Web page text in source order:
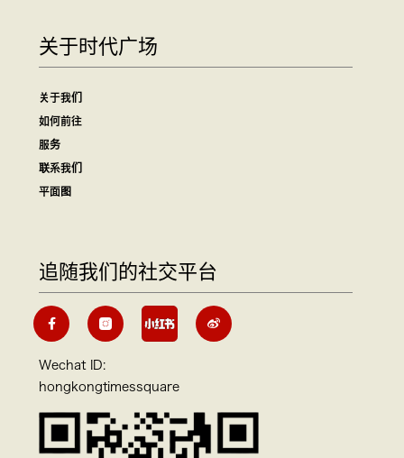
关于时代广场
关于我们
如何前往
服务
联系我们
平面图
追随我们的社交平台
Wechat ID:
hongkongtimessquare